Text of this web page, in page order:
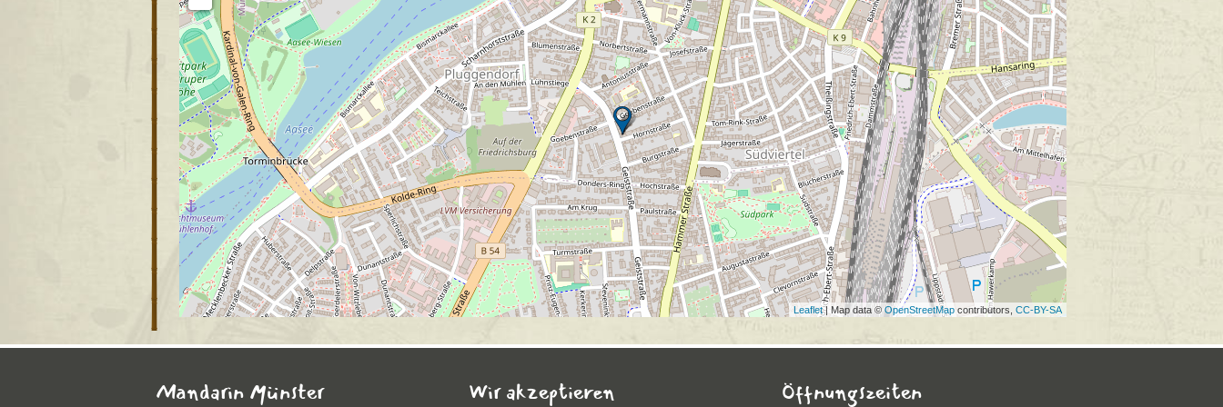
Leaflet| Map data © OpenStreetMap contributors, CC-BY-SA
Mandarin Münster Wir akzeptieren Öffnungszeiten